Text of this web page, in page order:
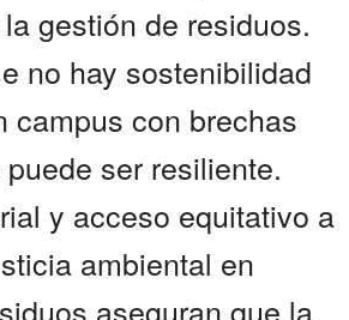
gestión de residuos.
no hay sostenibilidad
campus con brechas
ser resiliente.
y acceso equitativo a
ambiental en
aseguran que la